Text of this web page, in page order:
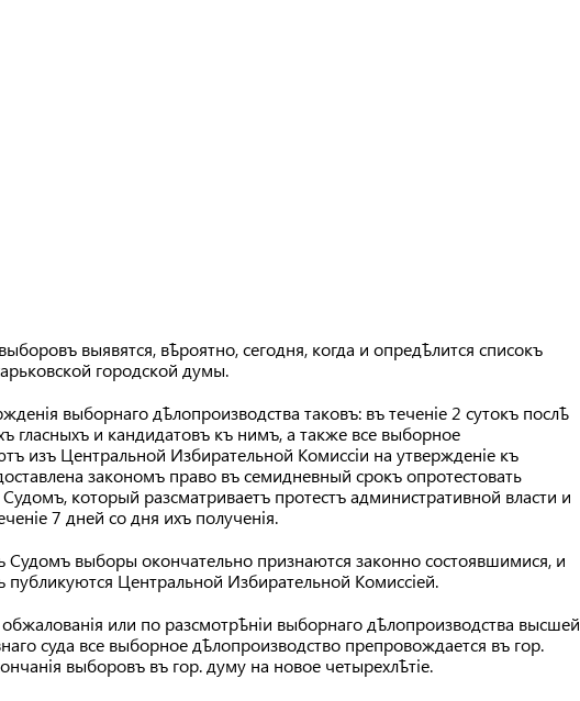
выявятся, вѣроятно, сегодня, когда и опредѣлится списокъ
городской думы.
выборнаго дѣлопроизводства таковъ: въ теченіе 2 сутокъ послѣ
гласныхъ и кандидатовъ къ нимъ, а также все выборное
изъ Центральной Избирательной Комиссіи на утвержденіе къ
закономъ право въ семидневный срокъ опротестовать
который разсматриваетъ протестъ административной власти и
7 дней со дня ихъ полученія.
выборы окончательно признаются законно состоявшимися, и
публикуются Центральной Избирательной Комиссіей.
или по разсмотрѣніи выборнаго дѣлопроизводства высшей
суда все выборное дѣлопроизводство препровождается въ гор.
выборовъ въ гор. думу на новое четырехлѣтіе.